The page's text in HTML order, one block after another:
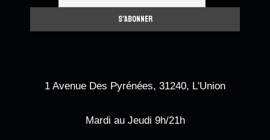
1 Avenue Des Pyrénées, 31240, L'Union
Mardi au Jeudi 9h/21h